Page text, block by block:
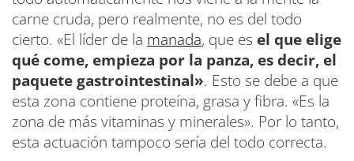
carne cruda, pero realmente, no es del todo
cierto. «El líder de la manada, que es el que elige
qué come, empieza por la panza, es decir, el
paquete gastrointestinal». Esto se debe a que
esta zona contiene proteína, grasa y fibra. «Es la
zona de más vitaminas y minerales». Por lo tanto,
esta actuación tampoco sería del todo correcta.